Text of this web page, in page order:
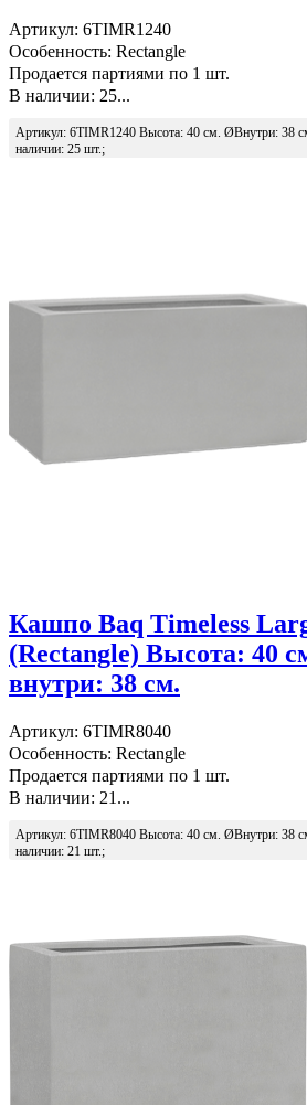
Артикул: 6TIMR1240
Особенность: Rectangle
Продается партиями по 1 шт.
В наличии: 25...
Артикул: 6TIMR1240 Высота: 40 см. ØВнутри: 38
наличии: 25 шт.;
Кашпо Baq Timeless
(Rectangle) Высота: 40
внутри: 38 см.
Артикул: 6TIMR8040
Особенность: Rectangle
Продается партиями по 1 шт.
В наличии: 21...
Артикул: 6TIMR8040 Высота: 40 см. ØВнутри: 38
наличии: 21 шт.;